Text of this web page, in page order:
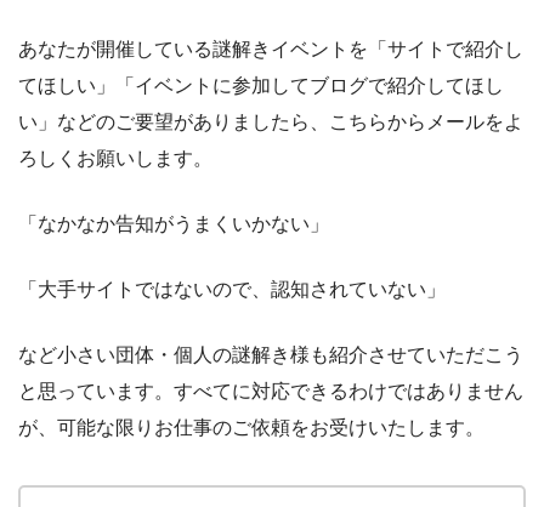
あなたが開催している謎解きイベントを「サイトで紹介し
てほしい」「イベントに参加してブログで紹介してほし
い」などのご要望がありましたら、こちらからメールをよ
ろしくお願いします。
「なかなか告知がうまくいかない」
「大手サイトではないので、認知されていない」
など小さい団体・個人の謎解き様も紹介させていただこう
と思っています。すべてに対応できるわけではありません
が、可能な限りお仕事のご依頼をお受けいたします。